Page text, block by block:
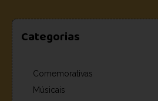
Categorias
Comemorativas
Músicais